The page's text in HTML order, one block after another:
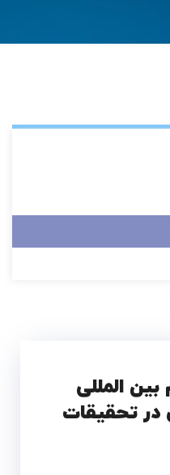
المللی
در تحقیقات